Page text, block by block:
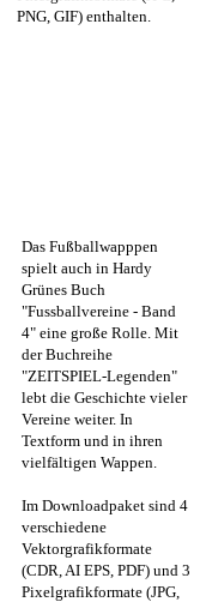
PNG, GIF) enthalten.
Das Fußballwapppen
spielt auch in Hardy
Grünes Buch
"Fussballvereine - Band
4" eine große Rolle. Mit
der Buchreihe
"ZEITSPIEL-Legenden"
lebt die Geschichte vieler
Vereine weiter. In
Textform und in ihren
vielfältigen Wappen.
Im Downloadpaket sind 4
verschiedene
Vektorgrafikformate
(CDR, AI EPS, PDF) und 3
Pixelgrafikformate (JPG,